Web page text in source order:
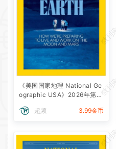
《美国国家地理 National Ge
ographic USA》2026年第7
超频
3.99金币
微
微
微